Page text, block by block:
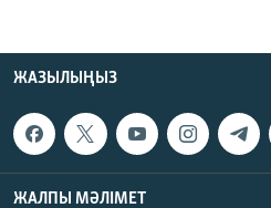
ЖАЗЫЛЫҢЫЗ
ЖАЛПЫ МӘЛІМЕТ